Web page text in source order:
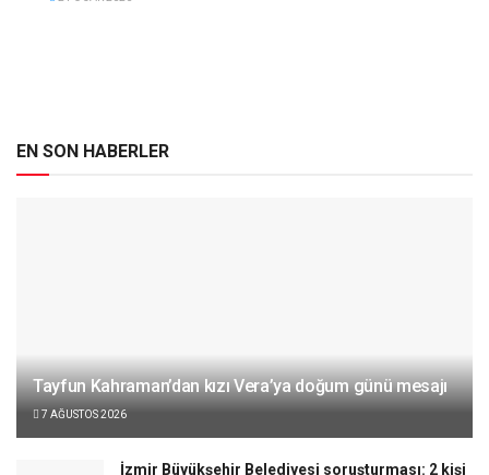
EN SON HABERLER
Tayfun Kahraman’dan kızı Vera’ya doğum günü mesajı
7 AĞUSTOS 2026
İzmir Büyükşehir Belediyesi soruşturması: 2 kişi